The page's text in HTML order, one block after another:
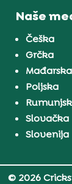
Naše
Češka
Grčka
Mađarska
Poljska
Slovačka
Slovenija
© 2026